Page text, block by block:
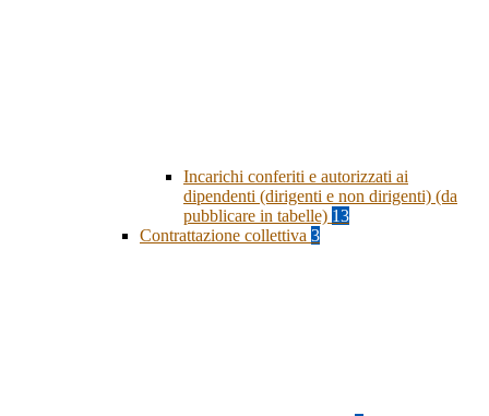
Incarichi conferiti e autorizzati ai
dipendenti (dirigenti e non dirigenti) (da
pubblicare in tabelle) 13
Contrattazione collettiva 3